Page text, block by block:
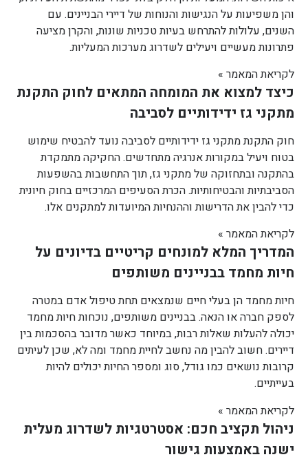
והן משפיעות על הנגישות והנוחות של דיירי הבניינים. עם
השנים, עלולות להתרחש בעיות טכניות שונות, והקרן מציעה
פתרונות מעשיים ויעילים לשדרוג מערכות המעליות.
לקריאת המאמר »
כיצד למצוא את המומחה המתאים לחוק התקנת
מתקני גז ידידותיים לסביבה
חוק התקנת מתקני גז ידידותיים לסביבה נועד להבטיח שימוש
בטוח ויעיל במקורות אנרגיה מתחדשים. החקיקה מתמקדת
בהתקנה ובתחזוקה של מתקני גז, תוך התחשבות בהשפעות
הסביבתיות והבטיחותיות. הכרת הסעיפים המרכזיים בחוק חיונית
כדי להבין את הדרישות וההנחיות המיועדות למתקנים אלו.
לקריאת המאמר »
המדריך המלא למונחים קריטיים בדיונים על
חיות מחמד בבניינים משותפים
חיות מחמד הן בעלי חיים שנמצאים תחת טיפול אדם במטרה
לספק חברה או הנאה. בבניינים משותפים, נוכחות חיות מחמד
יכולה להעלות שאלות רבות, במיוחד כאשר מדובר בהסכמות בין
דיירים. חשוב להבין מה נחשב לחיית מחמד ומה לא, שכן לעיתים
קרובות נושאים כמו גודל, סוג ומספר החיות יכולים להיות
בעייתיים.
לקריאת המאמר »
ניהול תקציב חכם: אסטרטגיות לשדרוג מעלית
ישנה באמצעות גישור